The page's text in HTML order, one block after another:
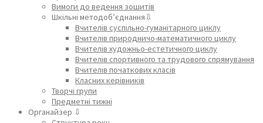
Вимоги до ведення зошитів
Шкільні методоб’єднання⇩
Вчителів суспільно-гуманітарного циклу
Вчителів природничо-математичного циклу
Вчителів художньо-естетичного циклу
Вчителів спортивного та трудового спрямування
Вчителів початкових класів
Класних керівників
Творчі групи
Предметні тижні
Органайзер ⇩